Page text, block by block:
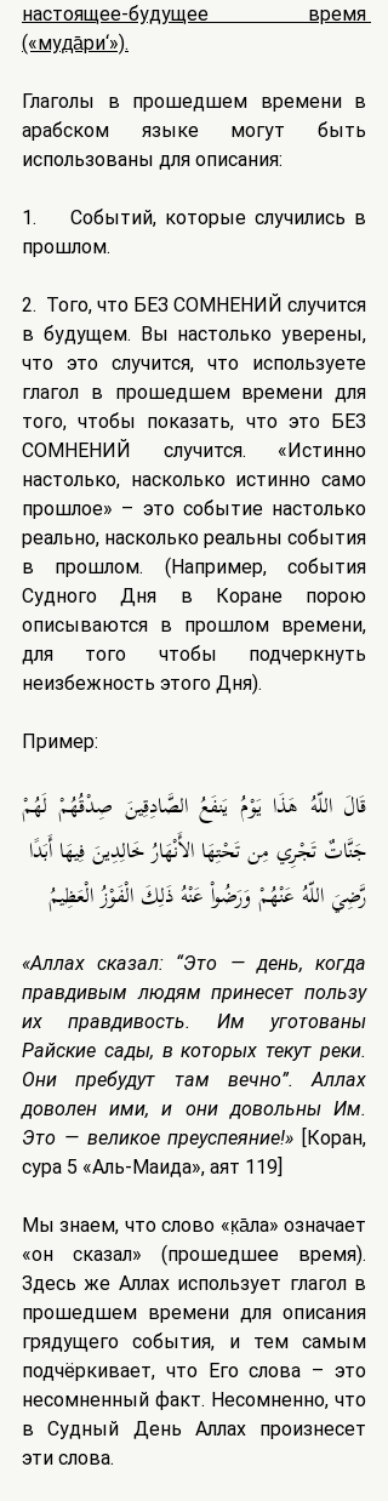
настоящее-будущее время
(«муд̣а̄ри‘»).
Глаголы в прошедшем времени в
арабском языке могут быть
использованы для описания:
1.    Событий, которые случились в
прошлом.
2.  Того, что БЕЗ СОМНЕНИЙ случится
в будущем. Вы настолько уверены,
что это случится, что используете
глагол в прошедшем времени для
того, чтобы показать, что это БЕЗ
СОМНЕНИЙ случится. «Истинно
настолько, насколько истинно само
прошлое» – это событие настолько
реально, насколько реальны события
в прошлом. (Например, события
Судного Дня в Коране порою
описываются в прошлом времени,
для того чтобы подчеркнуть
неизбежность этого Дня).
Пример:
جَنَّاتٌ تَجْرِي مِن تَحْتِهَا الأَنْهَارُ خَالِدِينَ فِيهَا أَبَدًا
رَّضِيَ اللّهُ عَنْهُمْ وَرَضُواْ عَنْهُ ذَلِكَ الْفَوْزُ الْعَظِيمُ
«Аллах сказал: “Это — день, когда
правдивым людям принесет пользу
их правдивость. Им уготованы
Райские сады, в которых текут реки.
Они пребудут там вечно”. Аллах
доволен ими, и они довольны Им.
Это — великое преуспеяние!»
[Коран,
сура 5 «Аль-Маида», аят 119]
Мы знаем, что слово «к̣а̄ла» означает
«он сказал» (прошедшее время).
Здесь же Аллах использует глагол в
прошедшем времени для описания
грядущего события, и тем самым
подчёркивает, что Его слова – это
несомненный факт. Несомненно, что
в Судный День Аллах произнесет
эти слова.